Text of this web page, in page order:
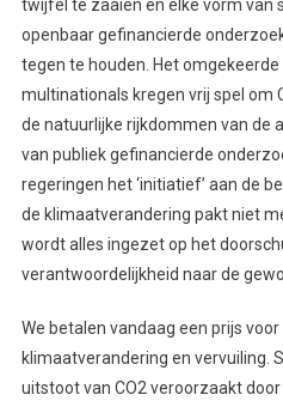
twijfel te zaaien en elke vorm van
openbaar gefinancierde
tegen te houden. Het omgekeerde
multinationals kregen vrij spel om
de natuurlijke rijkdommen van de
van publiek gefinancierde
regeringen het ‘initiatief’ aan de
de klimaatverandering pakt niet
wordt alles ingezet op het
verantwoordelijkheid naar de
We betalen vandaag een prijs
klimaatverandering en vervuiling.
uitstoot van CO2 veroorzaakt